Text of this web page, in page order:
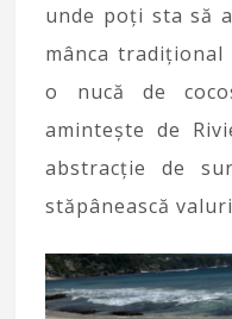
unde poți sta să
mânca
o nucă de
amintește de
abstracție de
stăpânească